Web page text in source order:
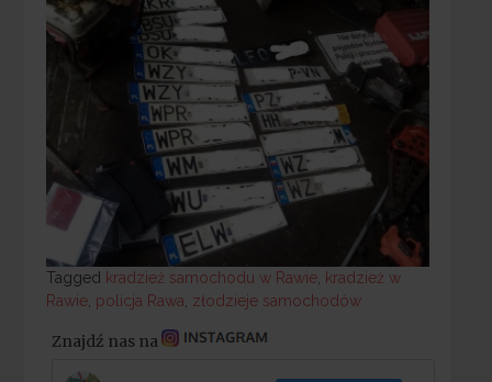
Tagged
Tagged kradzież samochodu w Rawie, kradzież w
Rawie, policja Rawa złodzieje samochodów
Znajdź nas na